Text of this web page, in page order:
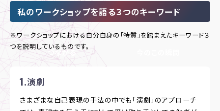
私のワークショップを語る３つのキーワード
※ワークショップにおける自分自身の「特質」を踏まえたキーワード３
つを説明しているものです。
つながる
演劇
さまざまな自己表現の手法の中でも「演劇」のアプローチ